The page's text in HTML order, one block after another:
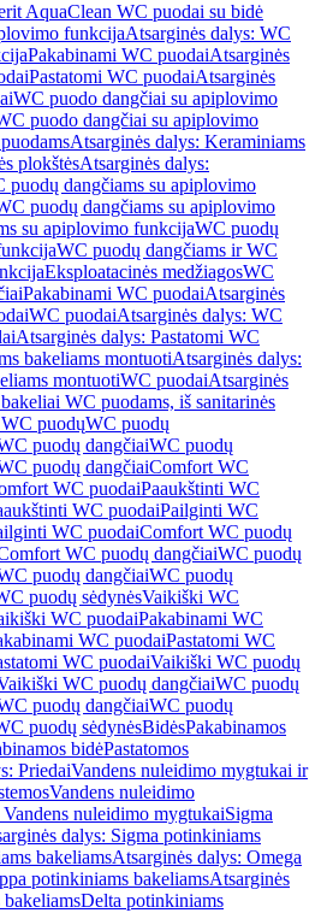
AquaClean WC puodai su bidė
funkcijaAtsarginės dalys: WC
Pakabinami WC puodaiAtsarginės
Pastatomi WC puodaiAtsarginės
WC puodo dangčiai su apiplovimo
puodo dangčiai su apiplovimo
Atsarginės dalys: Keraminiams
plokštėsAtsarginės dalys:
puodų dangčiams su apiplovimo
puodų dangčiams su apiplovimo
su apiplovimo funkcijaWC puodų
WC puodų dangčiams ir WC
Eksploatacinės medžiagosWC
Pakabinami WC puodaiAtsarginės
WC puodaiAtsarginės dalys: WC
Atsarginės dalys: Pastatomi WC
bakeliams montuotiAtsarginės dalys:
montuotiWC puodaiAtsarginės
WC puodams, iš sanitarinės
puodųWC puodų
puodų dangčiaiWC puodų
puodų dangčiaiComfort WC
WC puodaiPaaukštinti WC
WC puodaiPailginti WC
WC puodaiComfort WC puodų
WC puodų dangčiaiWC puodų
puodų dangčiaiWC puodų
puodų sėdynėsVaikiški WC
WC puodaiPakabinami WC
WC puodaiPastatomi WC
WC puodaiVaikiški WC puodų
WC puodų dangčiaiWC puodų
puodų dangčiaiWC puodų
puodų sėdynėsBidėsPakabinamos
bidėPastatomos
PriedaiVandens nuleidimo mygtukai ir
Vandens nuleidimo
nuleidimo mygtukaiSigma
dalys: Sigma potinkiniams
bakeliamsAtsarginės dalys: Omega
potinkiniams bakeliamsAtsarginės
Delta potinkiniams